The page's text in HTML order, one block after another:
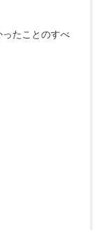
ったことのすべ